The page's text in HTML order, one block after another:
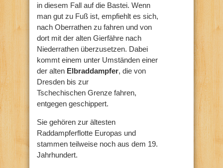
in diesem Fall auf die Bastei. Wenn
man gut zu Fuß ist, empfiehlt es sich,
nach Oberrathen zu fahren und von
dort mit der alten Gierfähre nach
Niederrathen überzusetzen. Dabei
kommt einem unter Umständen einer
der alten Elbraddampfer, die von
Dresden bis zur
Tschechischen Grenze fahren,
entgegen geschippert.
Sie gehören zur ältesten
Raddampferflotte Europas und
stammen teilweise noch aus dem 19.
Jahrhundert.